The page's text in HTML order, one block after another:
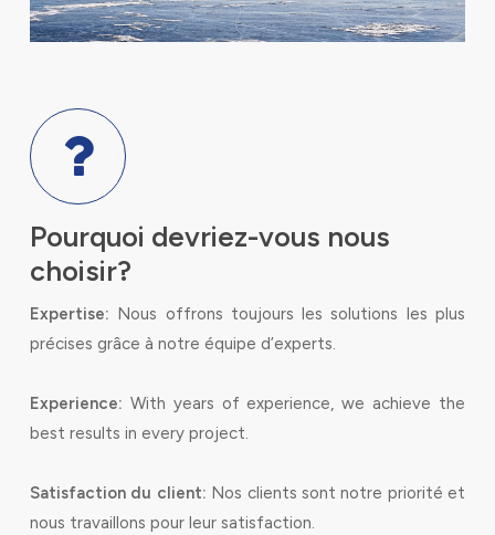
Pourquoi devriez-vous nous
choisir?
Expertise: Nous offrons toujours les solutions les plus
précises grâce à notre équipe d’experts.
Experience: With years of experience, we achieve the
best results in every project.
Satisfaction du client: Nos clients sont notre priorité et
nous travaillons pour leur satisfaction.